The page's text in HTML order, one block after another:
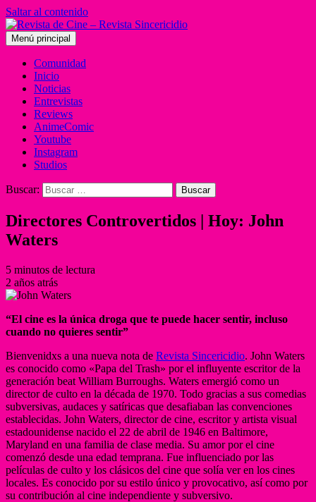
Saltar al contenido
Menú principal
Comunidad
Inicio
Noticias
Entrevistas
Reviews
AnimeComic
Youtube
Instagram
Studios
Buscar:
Directores Controvertidos | Hoy: John
Waters
5 minutos de lectura
2 años atrás
“El cine es la única droga que te puede hacer sentir, incluso
cuando no quieres sentir”
Bienvenidxs a una nueva nota de Revista Sincericidio. John Waters
es conocido como «Papa del Trash» por el influyente escritor de la
generación beat William Burroughs. Waters emergió como un
director de culto en la década de 1970. Todo gracias a sus comedias
subversivas, audaces y satíricas que desafiaban las convenciones
establecidas. John Waters, director de cine, escritor y artista visual
estadounidense nacido el 22 de abril de 1946 en Baltimore,
Maryland en una familia de clase media. Su amor por el cine
comenzó desde una edad temprana. Fue influenciado por las
películas de culto y los clásicos del cine que solía ver en los cines
locales. Es conocido por su estilo único y provocativo, así como por
su contribución al cine independiente y subversivo.